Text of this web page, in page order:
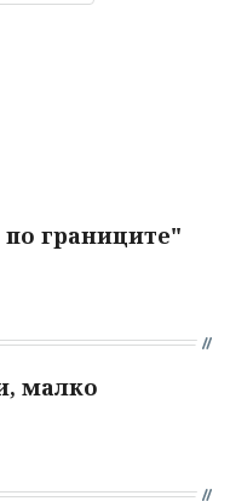
границите"
малко